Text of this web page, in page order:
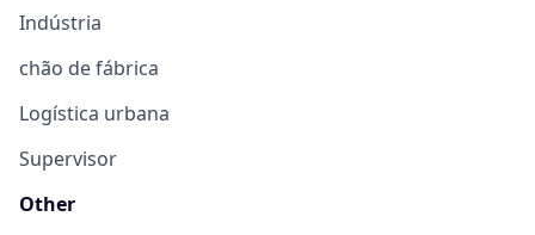
Indústria
chão de fábrica
Logística urbana
Supervisor
Other